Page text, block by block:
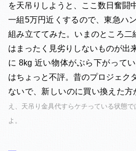
を天吊りしようと、ここ数日奮闘
一組5万円近くするので、東急ハ
組み立ててみた。いまのところ二
はまったく見劣りしないものが出
に 8kg 近い物体がぶら下がって
はちょっと不評。昔のプロジェク
ないで、新しいのに買い換えた方
え、天吊り金具代すらケチっている状態
よ。